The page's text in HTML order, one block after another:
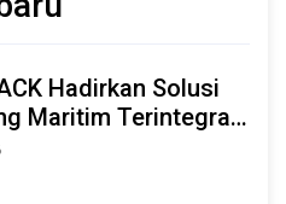
Hadirkan Solusi
Maritim Terintegrasi
& IoT di Indonesia